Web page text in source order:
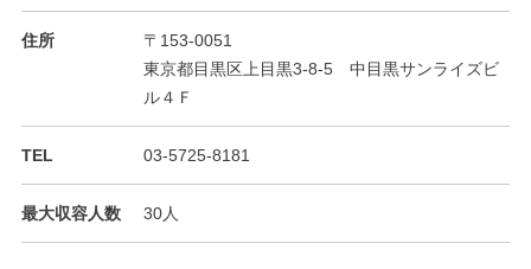
住所
〒153-0051
東京都目黒区上目黒3-8-5 中目黒サンライズビ
ル４Ｆ
TEL 03-5725-8181
最大収容人数 30人